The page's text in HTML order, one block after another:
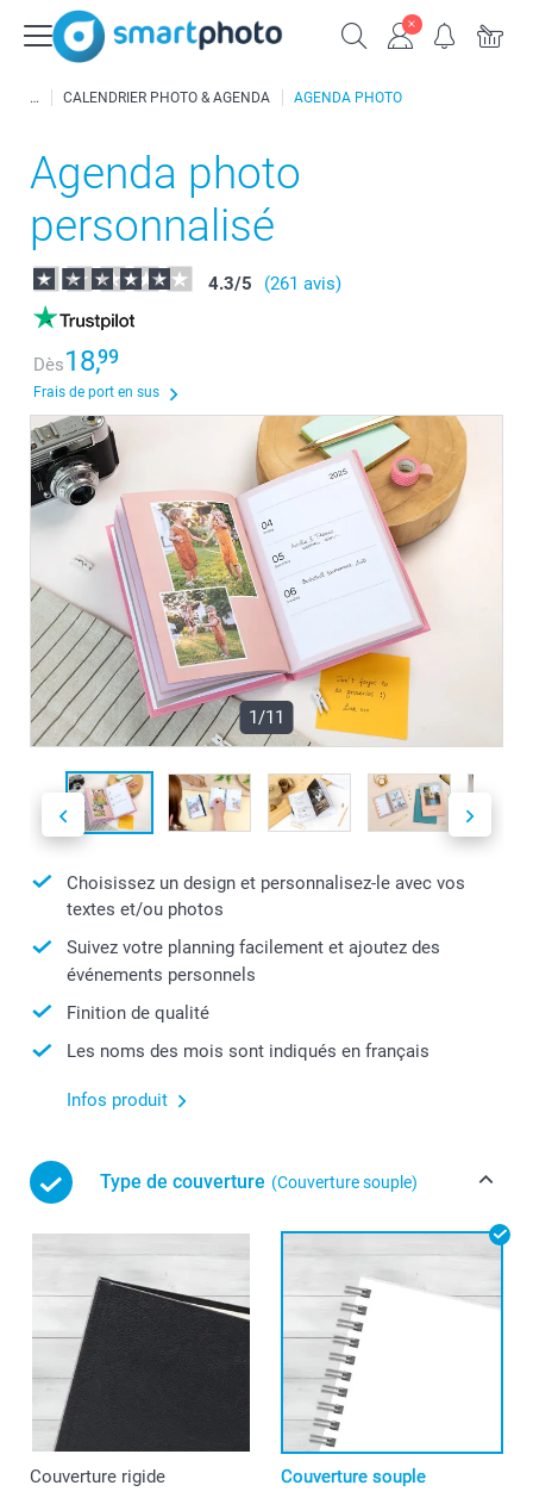
CALENDRIER PHOTO & AGENDA AGENDA PHOTO
Agenda photo
personnalisé
4.3/5 (261 avis)
Dès18,99
Frais de port en sus
1/11
Choisissez un design et personnalisez-le avec vos
textes et/ou photos
Suivez votre planning facilement et ajoutez des
événements personnels
Finition de qualité
Les noms des mois sont indiqués en français
Infos produit
Type de couverture (Couverture souple)
Couverture rigide Couverture souple